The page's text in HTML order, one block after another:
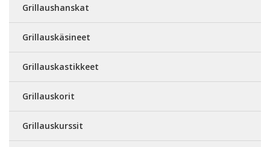
Grillaushanskat
Grillauskäsineet
Grillauskastikkeet
Grillauskorit
Grillauskurssit